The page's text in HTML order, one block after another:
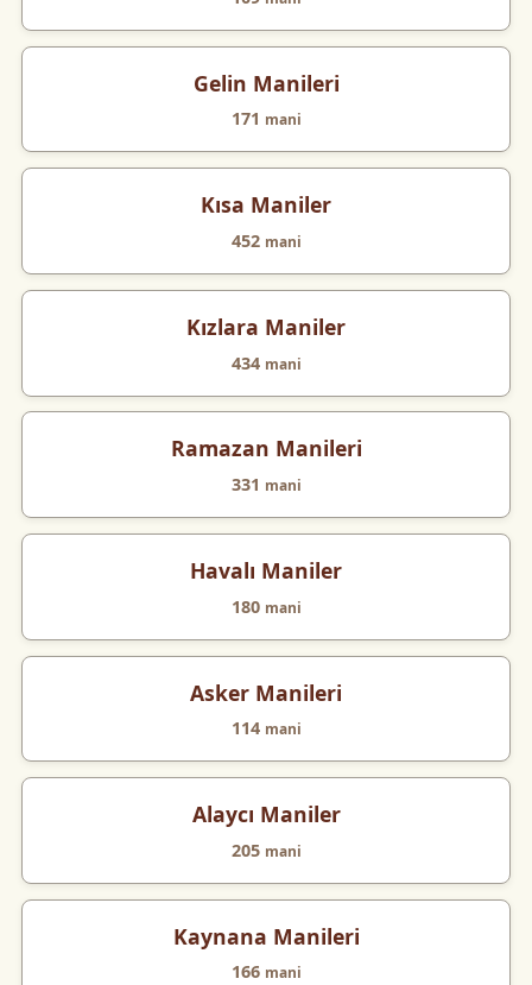
Gelin Manileri
171 mani
Kısa Maniler
452 mani
Kızlara Maniler
434 mani
Ramazan Manileri
331 mani
Havalı Maniler
180 mani
Asker Manileri
114 mani
Alaycı Maniler
205 mani
Kaynana Manileri
166 mani